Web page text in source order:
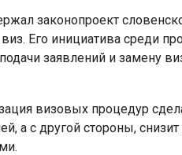
законопроект
Его инициатива среди
заявлений и замену
визовых процедур
а с другой стороны,